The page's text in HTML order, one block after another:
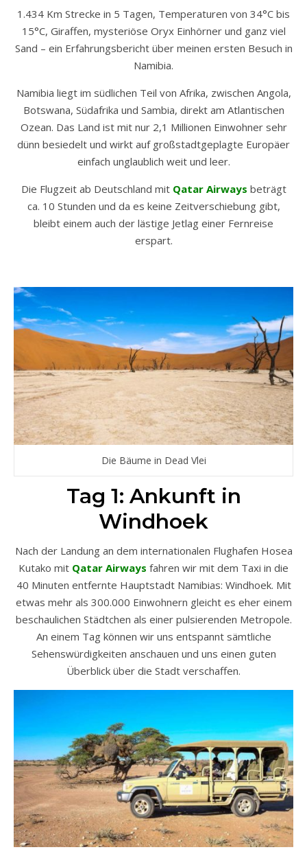
1.434 Km Strecke in 5 Tagen, Temperaturen von 34°C bis
15°C, Giraffen, mysteriöse Oryx Einhörner und ganz viel
Sand – ein Erfahrungsbericht über meinen ersten Besuch in
Namibia.
Namibia liegt im südlichen Teil von Afrika, zwischen Angola,
Botswana, Südafrika und Sambia, direkt am Atlantischen
Ozean. Das Land ist mit nur 2,1 Millionen Einwohner sehr
dünn besiedelt und wirkt auf großstadtgeplagte Europäer
einfach unglaublich weit und leer.
Die Flugzeit ab Deutschland mit Qatar Airways beträgt
ca. 10 Stunden und da es keine Zeitverschiebung gibt,
bleibt einem auch der lästige Jetlag einer Fernreise
erspart.
Die Bäume in Dead Vlei
Tag 1: Ankunft in
Windhoek
Nach der Landung an dem internationalen Flughafen Hosea
Kutako mit Qatar Airways fahren wir mit dem Taxi in die
40 Minuten entfernte Hauptstadt Namibias: Windhoek. Mit
etwas mehr als 300.000 Einwohnern gleicht es eher einem
beschaulichen Städtchen als einer pulsierenden Metropole.
An einem Tag können wir uns entspannt sämtliche
Sehenswürdigkeiten anschauen und uns einen guten
Überblick über die Stadt verschaffen.